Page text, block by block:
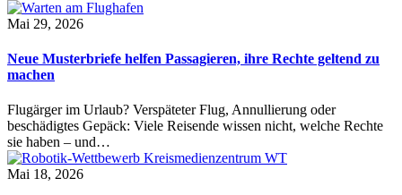
Mai 29, 2026
Neue Musterbriefe helfen Passagieren, ihre Rechte geltend zu
machen
Flugärger im Urlaub? Verspäteter Flug, Annullierung oder
beschädigtes Gepäck: Viele Reisende wissen nicht, welche Rechte
sie haben – und…
Mai 18, 2026